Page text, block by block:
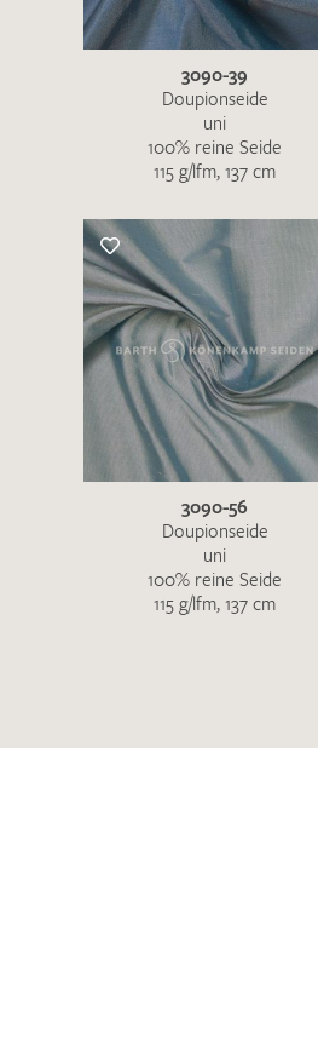
3090-39
Doupionseide
uni
100% reine Seide
115 g/lfm, 137 cm
3090-56
Doupionseide
uni
100% reine Seide
115 g/lfm, 137 cm